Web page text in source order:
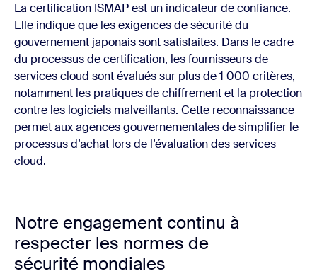
La certification ISMAP est un indicateur de confiance.
Elle indique que les exigences de sécurité du
gouvernement japonais sont satisfaites. Dans le cadre
du processus de certification, les fournisseurs de
services cloud sont évalués sur plus de 1 000 critères,
notamment les pratiques de chiffrement et la protection
contre les logiciels malveillants. Cette reconnaissance
permet aux agences gouvernementales de simplifier le
processus d’achat lors de l’évaluation des services
cloud.
Notre engagement continu à
respecter les normes de
sécurité mondiales